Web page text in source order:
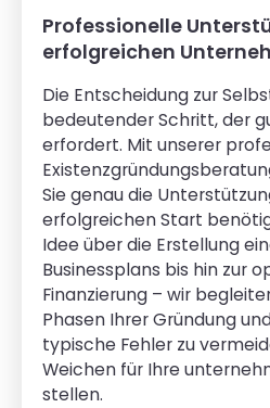
Professionelle
erfolgreichen
Die Entscheidung zur
bedeutender Schritt, der
erfordert. Mit unserer
Sie genau die
erfolgreichen Start
Idee über die Erstellung
Businessplans bis hin zur
Finanzierung – wir
Phasen Ihrer Gründung
typische Fehler zu
Weichen für Ihre
stellen.